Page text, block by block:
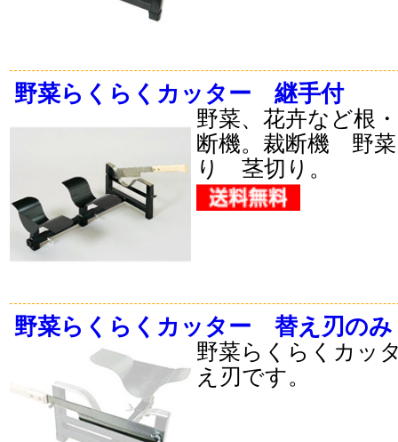
野菜らくらくカッター 継手付
野菜、花卉など根
断機。裁断機 野
り 茎切り。
野菜らくらくカッター 替え刃のみ
野菜らくらくカッ
え刃です。